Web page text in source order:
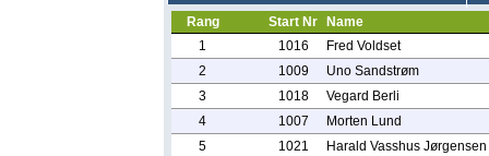
Rang Start Nr
Name
1
1016
Fred Voldset
2
1009
Uno Sandstrøm
3
1018
Vegard Berli
4
1007
Morten Lund
5
1021
Harald Vasshus Jørgensen